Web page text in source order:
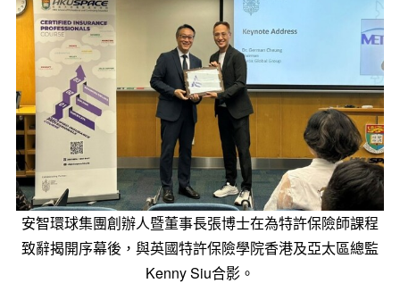
安智環球集團創辦人暨董事長張博士在為特許保險師課程
致辭揭開序幕後，與英國特許保險學院香港及亞太區總監
Kenny Siu合影。